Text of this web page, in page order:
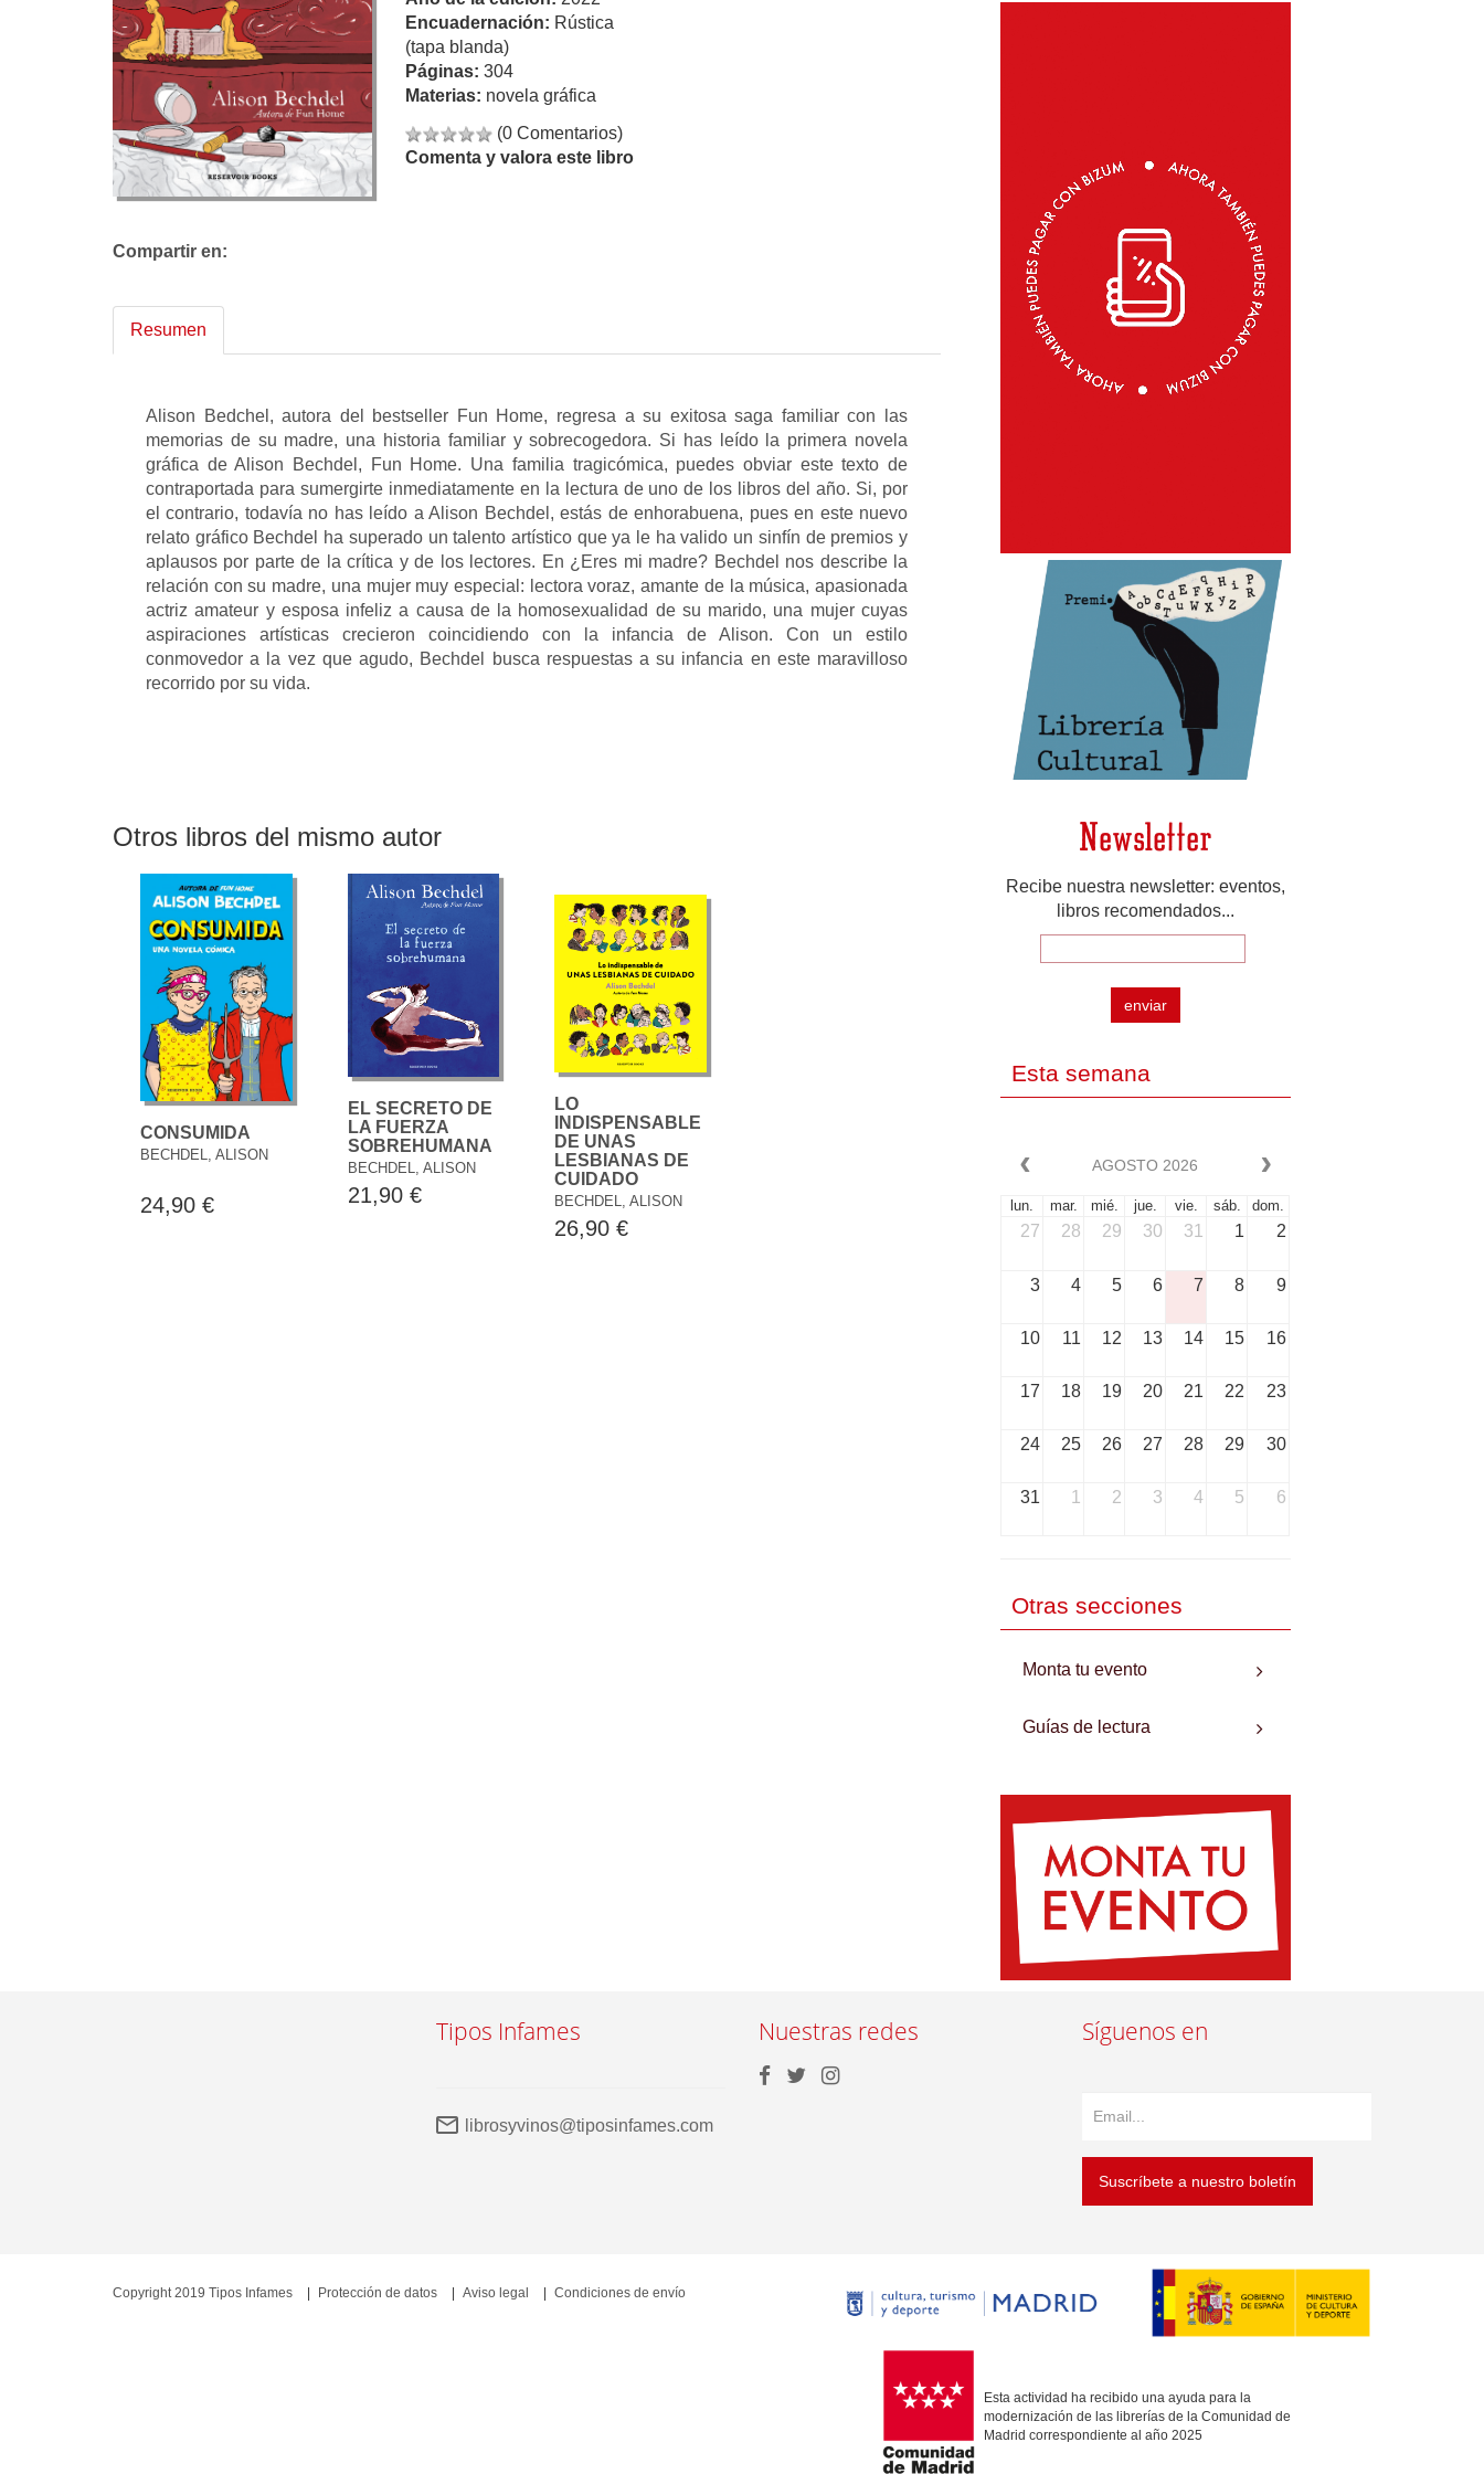
Encuadernación: Rústica
(tapa blanda)
Páginas: 304
Materias: novela gráfica
(0 Comentarios)
Comenta y valora este libro
Compartir en:
Resumen
Alison Bedchel, autora del bestseller Fun Home, regresa a su exitosa saga familiar con las
memorias de su madre, una historia familiar y sobrecogedora. Si has leído la primera novela
gráfica de Alison Bechdel, Fun Home. Una familia tragicómica, puedes obviar este texto de
contraportada para sumergirte inmediatamente en la lectura de uno de los libros del año. Si, por
el contrario, todavía no has leído a Alison Bechdel, estás de enhorabuena, pues en este nuevo
relato gráfico Bechdel ha superado un talento artístico que ya le ha valido un sinfín de premios y
aplausos por parte de la crítica y de los lectores. En ¿Eres mi madre? Bechdel nos describe la
relación con su madre, una mujer muy especial: lectora voraz, amante de la música, apasionada
actriz amateur y esposa infeliz a causa de la homosexualidad de su marido, una mujer cuyas
aspiraciones artísticas crecieron coincidiendo con la infancia de Alison. Con un estilo
conmovedor a la vez que agudo, Bechdel busca respuestas a su infancia en este maravilloso
recorrido por su vida.
Otros libros del mismo autor
CONSUMIDA
BECHDEL, ALISON
24,90 €
EL SECRETO DE
LA FUERZA
SOBREHUMANA
BECHDEL, ALISON
21,90 €
LO
INDISPENSABLE
DE UNAS
LESBIANAS DE
CUIDADO
BECHDEL, ALISON
26,90 €
Newsletter
Recibe nuestra newsletter: eventos,
libros recomendados...
enviar
Esta semana
AGOSTO 2026
lun. mar. mié. jue. vie. sáb. dom.
27 28 29 30 31 1 2
3 4 5 6 7 8 9
10 11 12 13 14 15 16
17 18 19 20 21 22 23
24 25 26 27 28 29 30
31 1 2 3 4 5 6
Otras secciones
Monta tu evento
Guías de lectura
Tipos Infames
librosyvinos@tiposinfames.com
Nuestras redes Síguenos en
Suscríbete a nuestro boletín
Esta actividad ha recibido una ayuda para la
modernización de las librerías de la Comunidad de
Madrid correspondiente al año 2025
Copyright 2019 Tipos Infames Protección de datos Aviso legal Condiciones de envío